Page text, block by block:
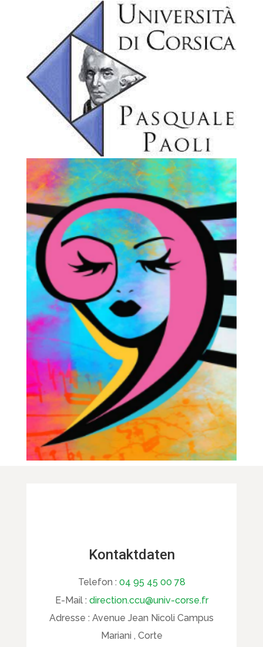
Kontaktdaten
Telefon : 04 95 45 00 78
E-Mail : direction.ccu@univ-corse.fr
Adresse : Avenue Jean Nicoli Campus
Mariani , Corte